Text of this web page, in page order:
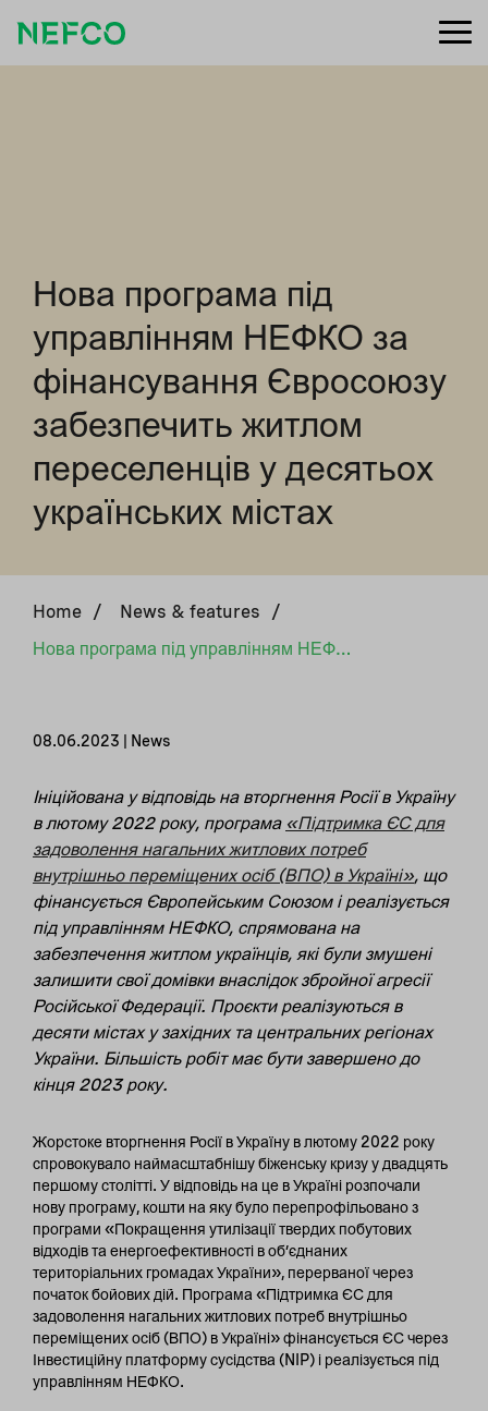
Нова програма під
управлінням НЕФКО за
фінансування Євросоюзу
забезпечить житлом
переселенців у десятьох
українських містах
Home / News & features
/
Нова програма під управлінням НЕФКО за фінансування Євросоюзу забезпечить житлом переселенців у десятьох українських містах
08.06.2023 | News
Ініційована у відповідь на вторгнення Росії в Україну
в лютому 2022 року, програма «Підтримка ЄС для
задоволення нагальних житлових потреб
внутрішньо переміщених осіб (ВПО) в Україні», що
фінансується Європейським Союзом і реалізується
під управлінням НЕФКО, спрямована на
забезпечення житлом українців, які були змушені
залишити свої домівки внаслідок збройної агресії
Російської Федерації. Проєкти реалізуються в
десяти містах у західних та центральних регіонах
України. Більшість робіт має бути завершено до
кінця 2023 року.
Жорстоке вторгнення Росії в Україну в лютому 2022 року
спровокувало наймасштабнішу біженську кризу у двадцять
першому столітті. У відповідь на це в Україні розпочали
нову програму, кошти на яку було перепрофільовано з
програми «Покращення утилізації твердих побутових
відходів та енергоефективності в об’єднаних
територіальних громадах України», перерваної через
початок бойових дій. Програма «Підтримка ЄС для
задоволення нагальних житлових потреб внутрішньо
переміщених осіб (ВПО) в Україні» фінансується ЄС через
Інвестиційну платформу сусідства (NIP) і реалізується під
управлінням НЕФКО.